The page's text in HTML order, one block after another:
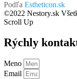
Podľa Estheticon.sk
©2022 Nestory.sk
Scroll Up
Rýchly
Meno
Email